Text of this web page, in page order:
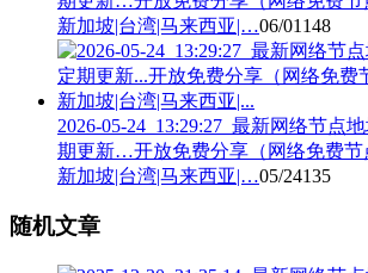
新加坡|台湾|马来西亚|…06/01 148
2026-05-24_13:29:27_最新网络节点
期更新…开放免费分享（网络免费节
新加坡|台湾|马来西亚|…05/24135
随机文章